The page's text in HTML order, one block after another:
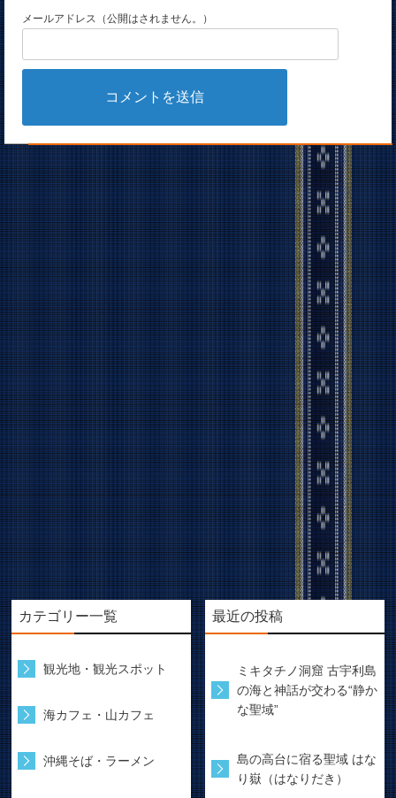
メールアドレス（公開はされません。）
カテゴリー一覧
観光地・観光スポット
海カフェ・山カフェ
沖縄そば・ラーメン
最近の投稿
ミキタチノ洞窟 古宇利島
の海と神話が交わる“静か
な聖域”
島の高台に宿る聖域 はな
り嶽（はなりだき）